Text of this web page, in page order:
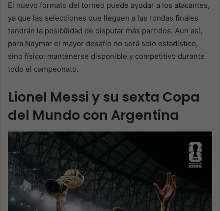
El nuevo formato del torneo puede ayudar a los atacantes,
ya que las selecciones que lleguen a las rondas finales
tendrán la posibilidad de disputar más partidos. Aun así,
para Neymar el mayor desafío no será solo estadístico,
sino físico: mantenerse disponible y competitivo durante
todo el campeonato.
Lionel Messi y su sexta Copa
del Mundo con Argentina